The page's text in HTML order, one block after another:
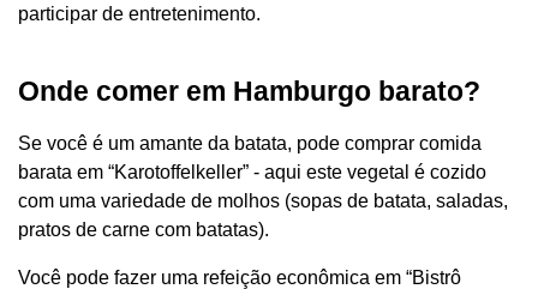
participar de entretenimento.
Onde comer em Hamburgo barato?
Se você é um amante da batata, pode comprar comida
barata em “Karotoffelkeller” - aqui este vegetal é cozido
com uma variedade de molhos (sopas de batata, saladas,
pratos de carne com batatas).
Você pode fazer uma refeição econômica em “Bistrô